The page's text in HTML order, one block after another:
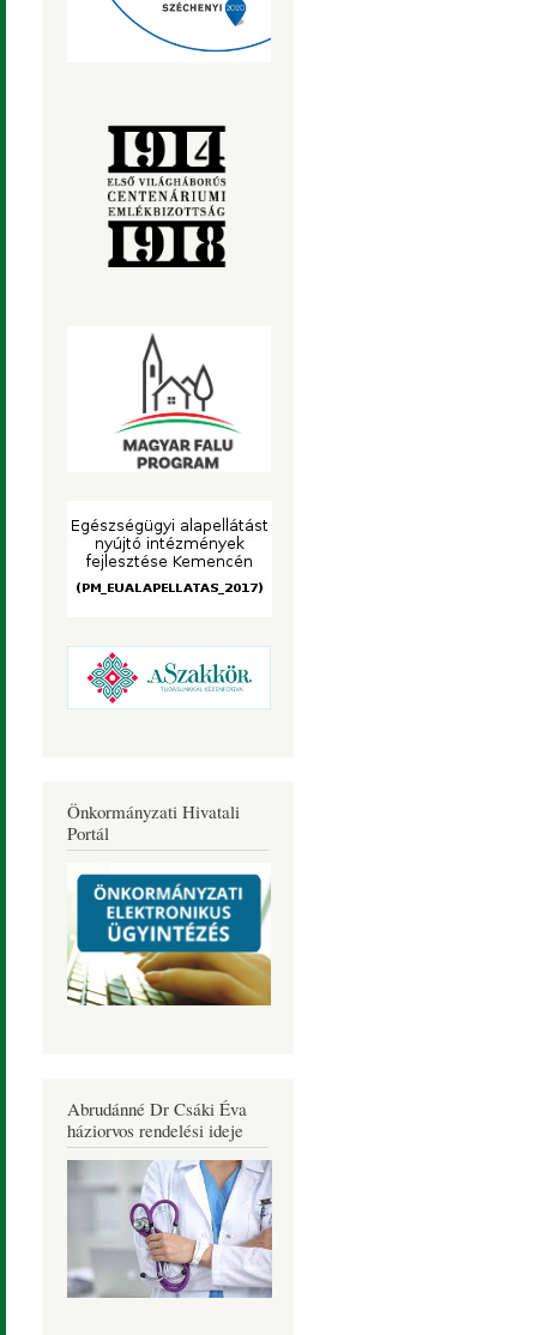
Önkormányzati Hivatali
Portál
Abrudánné Dr Csáki Éva
háziorvos rendelési ideje